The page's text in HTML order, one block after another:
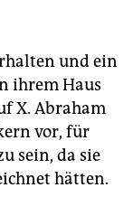
und ein
ihrem Haus
X. Abraham
vor, für
sein, da sie
hätten.